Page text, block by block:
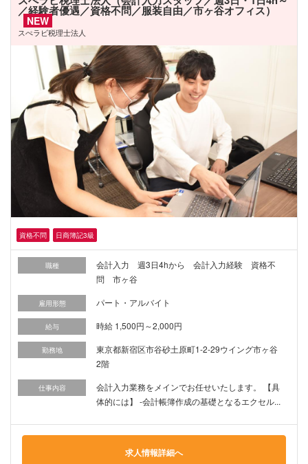
／経験者優遇／資格不問／服装自由／市ヶ谷オフィス）
NEW
スぺラビ税理士法人
資格不問 日商簿記3級
職種
会計入力 週3日4hから 会計入力経験 資格不
問 市ヶ谷
雇用形態 パート・アルバイト
給与 時給 1,500円～2,000円
勤務地
東京都新宿区市谷砂土原町1-2-29ウイング市ヶ谷
2階
仕事内容
会計入力業務をメインでお任せいたします。 【具
体的には】 -会計帳簿作成の基礎となるエクセル...
求人情報詳細へ